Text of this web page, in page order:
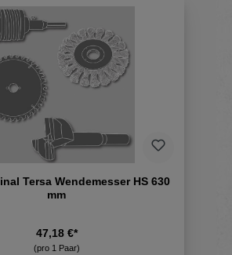
Tersa Wendemesser HS 630
mm
47,18 €*
(pro 1 Paar)